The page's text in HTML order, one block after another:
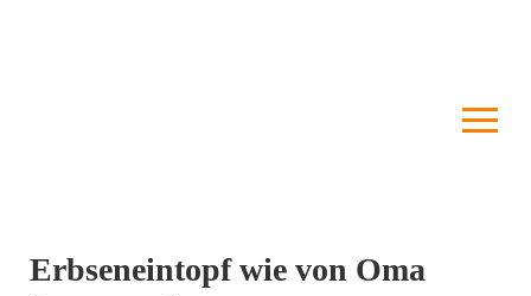
Erbseneintopf wie von Oma